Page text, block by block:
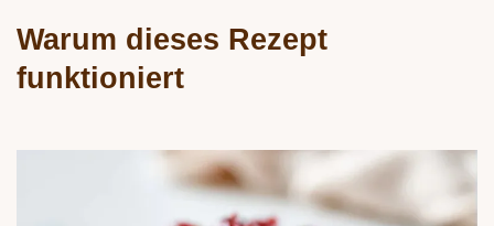
Warum dieses Rezept
funktioniert